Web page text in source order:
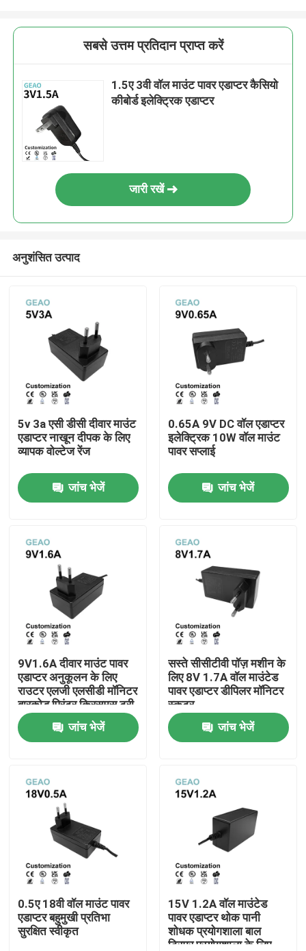
घर
उत्पादों
वीडियो
हमारे बारे में
कारखाना भ्रमण
संपर्क करें
एक उद्धरण का अनुरोध करें
वॉल माउंट पावर एडेप्टर
सबसे उत्तम प्रतिदान प्राप्त करें
1.5ए 3वी वॉल माउंट पावर एडाप्टर कैसियो
कीबोर्ड इलेक्ट्रिक एडाप्टर
जारी रखें
अनुशंसित उत्पाद
5v 3a एसी डीसी दीवार माउंट
एडाप्टर नाखून दीपक के लिए
व्यापक वोल्टेज रेंज
जांच भेजें
0.65A 9V DC वॉल एडाप्टर
इलेक्ट्रिक 10W वॉल माउंट
पावर सप्लाई
जांच भेजें
9V1.6A दीवार माउंट पावर
एडाप्टर अनुकूलन के लिए
राउटर एलजी एलसीडी मॉनिटर
बारकोड प्रिंटर क्रिसमस ट्री
जांच भेजें
सस्ते सीसीटीवी पॉज़ मशीन के
लिए 8V 1.7A वॉल माउंटेड
पावर एडाप्टर डीपिलर मॉनिटर
स्कूटर
जांच भेजें
0.5ए 18वी वॉल माउंट पावर
एडाप्टर बहुमुखी प्रतिभा
सुरक्षित स्वीकृत
15V 1.2A वॉल माउंटेड
पावर एडाप्टर थोक पानी
शोधक प्रयोगशाला बाल
ट्रिमर प्रयोगशाला के लिए